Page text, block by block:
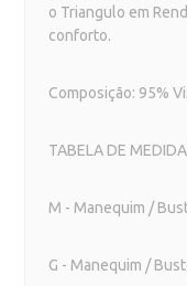
o Triangulo em
conforto.
Composição: 95%
TABELA DE
M - Manequim /
G - Manequim /